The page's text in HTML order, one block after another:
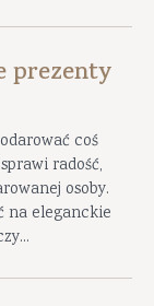
prezenty
coś
radość,
osoby.
na eleganckie